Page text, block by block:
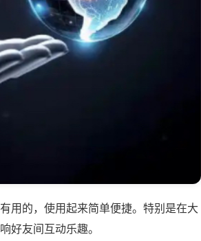
用的，使用起来简单便捷。特别是在大
好友间互动乐趣。